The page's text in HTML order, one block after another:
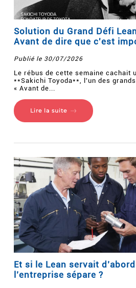
Solution du Grand Défi
Avant de dire que c'est
Publié le 30/07/2026
Le rébus de cette semaine cachait
**Sakichi Toyoda**, l'un des
« Avant de...
Lire la suite
Et si le Lean servait
l’entreprise sépare ?